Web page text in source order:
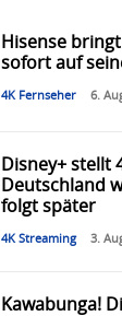
Hisense
sofort auf
4K Fernseher 6.
Disney+ stellt
Deutschland
folgt später
4K Streaming 3.
Kawabunga!